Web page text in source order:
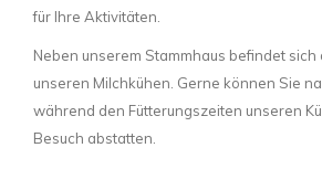
für Ihre Aktivitäten.
Neben unserem Stammhaus befindet sich
unseren Milchkühen. Gerne können Sie
während den Fütterungszeiten unseren
Besuch abstatten.